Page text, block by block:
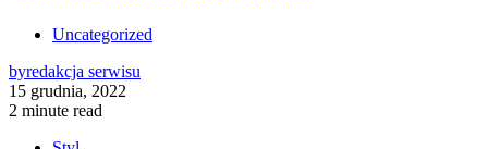
Uncategorized
byredakcja serwisu
15 grudnia, 2022
2 minute read